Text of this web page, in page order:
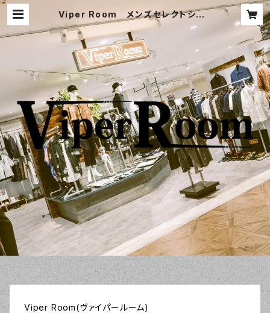
Viper Room メンズセレクトショッ
プ-ヴァイパールーム
Viper Room(ヴァイパールーム)